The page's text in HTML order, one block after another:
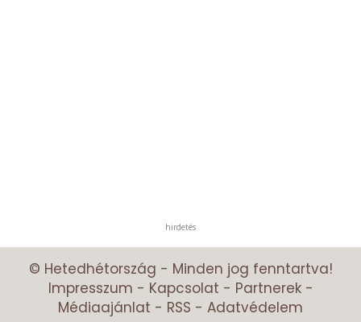
hirdetés
© Hetedhétország - Minden jog fenntartva!
Impresszum - Kapcsolat - Partnerek-
Médiaajánlat - RSS - Adatvédelem